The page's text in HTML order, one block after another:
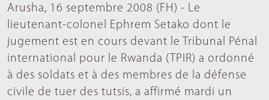
Arusha, 16 septembre 2008 (FH) - Le
lieutenant-colonel Ephrem Setako dont le
jugement est en cours devant le Tribunal Pénal
international pour le Rwanda (TPIR) a ordonné
à des soldats et à des membres de la défense
civile de tuer des tutsis, a affirmé mardi un